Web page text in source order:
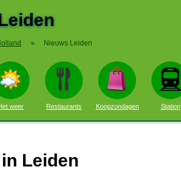
» Nieuws Leiden
weer Restaurants Koopzondagen Station
Leiden